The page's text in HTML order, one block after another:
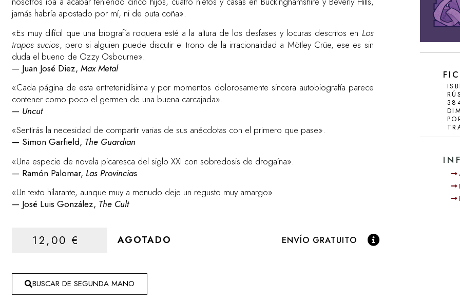
jamás habría apostado por mí, ni de puta coña».
«Es muy difícil que una biografía roquera esté a la altura de los desfases y locuras descritos en Los
trapos sucios, pero si alguien puede discutir el trono de la irracionalidad a Mötley Crüe, ese es sin
duda el bueno de Ozzy Osbourne».
— Juan José Diez,Max Metal
«Cada página de esta entretenidísima y por momentos dolorosamente sincera autobiografía parece
contener como poco el germen de una buena carcajada».
— Uncut
«Sentirás la necesidad de compartir varias de sus anécdotas con el primero que pase».
— Simon Garfield, The Guardian
«Una especie de novela picaresca del siglo XXI con sobredosis de drogaína».
— Ramón Palomar, Las Provincias
«Un texto hilarante, aunque muy a menudo deje un regusto muy amargo».
— José Luis González, The Cult
12,00€ AGOTADO ENVÍO GRATUITO
BUSCAR DE SEGUNDA MANO
CRÍTICAS